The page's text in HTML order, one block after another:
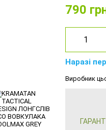
790
Наразі
Виробник